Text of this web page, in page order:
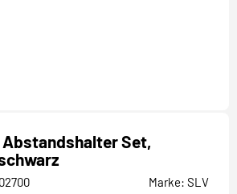
Abstandshalter Set,
Marke: SLV